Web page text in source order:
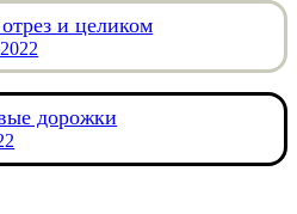
и целиком
дорожки